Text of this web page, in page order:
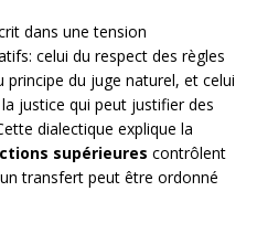
dans une tension
celui du respect des règles
du juge naturel, et celui
justice qui peut justifier des
dialectique explique la
supérieures contrôlent
transfert peut être ordonné